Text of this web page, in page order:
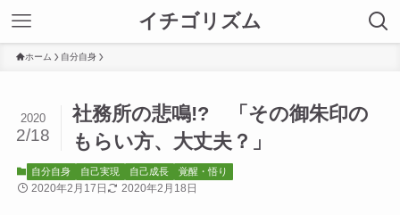
イチゴリズム
ホーム 自分自身
社務所の悲鳴!? 「その御朱印の
もらい方、大丈夫？」
2020
2/18
自分自身 自己実現 自己成長 覚醒・悟り
2020年2月17日 2020年2月18日